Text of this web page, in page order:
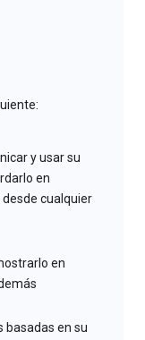
y usar su
en
cualquier
en
basadas en su